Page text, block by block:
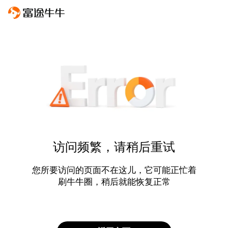
访问频繁，请稍后重试
您所要访问的页面不在这儿，它可能正忙着
刷牛牛圈，稍后就能恢复正常